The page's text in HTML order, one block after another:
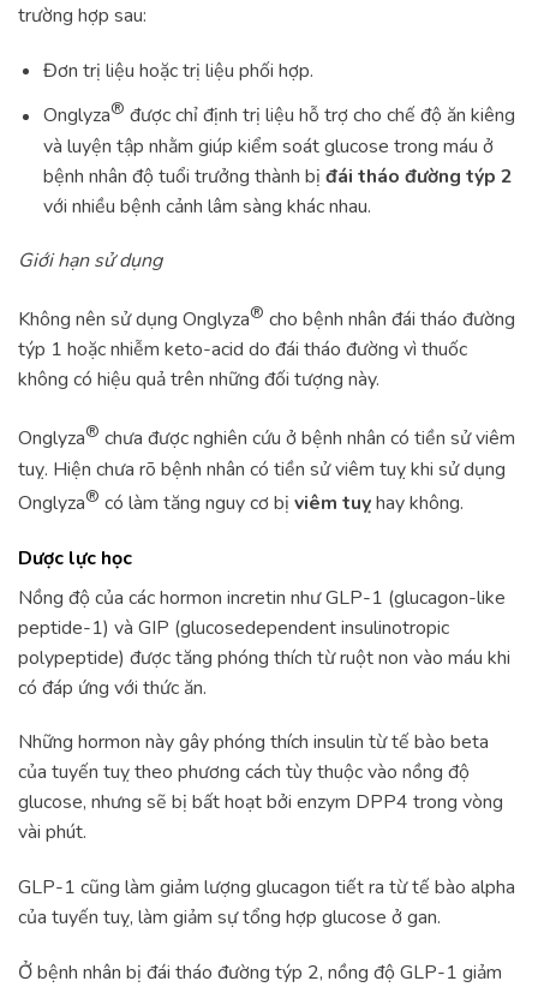
trường hợp sau:
Đơn trị liệu hoặc trị liệu phối hợp.
Onglyza® được chỉ định trị liệu hỗ trợ cho chế độ ăn kiêng
và luyện tập nhằm giúp kiểm soát glucose trong máu ở
bệnh nhân độ tuổi trưởng thành bị đái tháo đường týp 2
với nhiều bệnh cảnh lâm sàng khác nhau.
Giới hạn sử dụng
Không nên sử dụng Onglyza® cho bệnh nhân đái tháo đường
týp 1 hoặc nhiễm keto-acid do đái tháo đường vì thuốc
không có hiệu quả trên những đối tượng này.
Onglyza® chưa được nghiên cứu ở bệnh nhân có tiền sử viêm
tuỵ. Hiện chưa rõ bệnh nhân có tiền sử viêm tuỵ khi sử dụng
Onglyza® có làm tăng nguy cơ bị viêm tuỵhay không.
Dược lực học
Nồng độ của các hormon incretin như GLP-1 (glucagon-like
peptide-1) và GIP (glucosedependent insulinotropic
polypeptide) được tăng phóng thích từ ruột non vào máu khi
có đáp ứng với thức ăn.
Những hormon này gây phóng thích insulin từ tế bào beta
của tuyến tuỵ theo phương cách tùy thuộc vào nồng độ
glucose, nhưng sẽ bị bất hoạt bởi enzym DPP4 trong vòng
vài phút.
GLP-1 cũng làm giảm lượng glucagon tiết ra từ tế bào alpha
của tuyến tuỵ, làm giảm sự tổng hợp glucose ở gan.
Ở bệnh nhân bị đái tháo đường týp 2, nồng độ GLP-1 giảm